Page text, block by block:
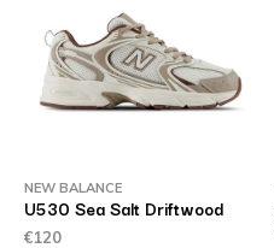
NEW BALANCE
U530 Sea Salt Driftwood
€120